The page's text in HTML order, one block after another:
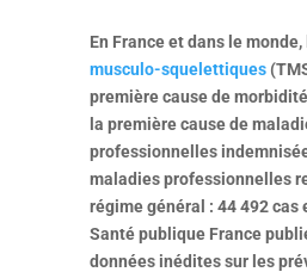
En France et dans le monde,
musculo-squelettiques
première cause de
la première cause de
professionnelles
maladies professionnelles
régime général : 44 492 cas
Santé publique France
données inédites sur les